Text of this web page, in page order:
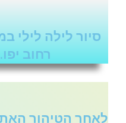
סיור לילה לילי
רחוב
לאחר הטיהור